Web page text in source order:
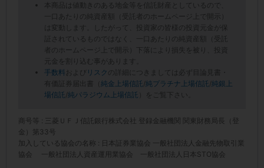
本商品は値動きのある地金等を信託財産としているので、
一口あたりの純資産額（受託者のホームページ上で開示）
は変動します。したがって、投資家の皆様の投資元金が保
証されているものではなく、一口あたりの純資産額（受託
者のホームページ上で開示）下落により損失を被り、投資
元金を割り込む事があります。
手数料
および リスク
の詳細につきましては必ず目論見書・
有価証券届出書（ 純金上場信託 /純プラチナ上場信託 /純銀上
場信託 /純パラジウム上場信託 ）をご覧下さい。
商号等 : 三菱ＵＦＪ信託銀行株式会社 登録金融機関 関東財務局長（登
金）第33号
加入している協会の名称 : 日本証券業協会 一般社団法人金融先物取引業
協会 一般社団法人資産運用業協会 一般社団法人日本STO協会